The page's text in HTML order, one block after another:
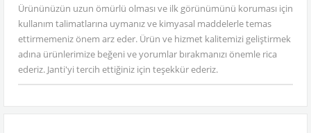
Ürününüzün uzun ömürlü olması ve ilk görünümünü koruması için
kullanım talimatlarına uymanız ve kimyasal maddelerle temas
ettirmemeniz önem arz eder. Ürün ve hizmet kalitemizi geliştirmek
adına ürünlerimize beğeni ve yorumlar bırakmanızı önemle rica
ederiz. Janti'yi tercih ettiğiniz için teşekkür ederiz.